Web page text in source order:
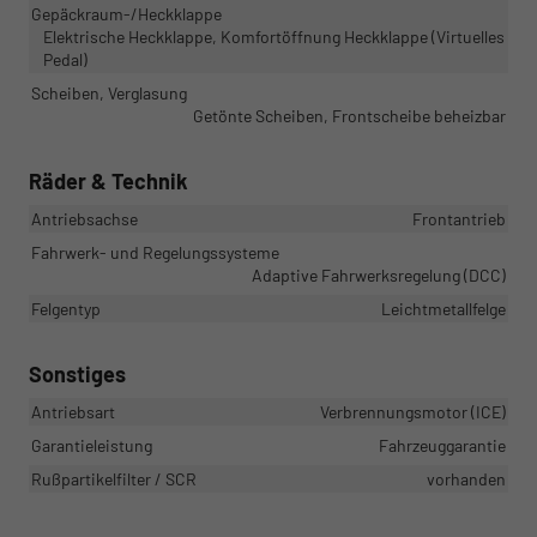
Gepäckraum-/Heckklappe
Elektrische Heckklappe, Komfortöffnung Heckklappe (Virtuelles
Pedal)
Scheiben, Verglasung
Getönte Scheiben, Frontscheibe beheizbar
Räder & Technik
Antriebsachse
Frontantrieb
Fahrwerk- und Regelungssysteme
Adaptive Fahrwerksregelung (DCC)
Felgentyp
Leichtmetallfelge
Sonstiges
Antriebsart
Verbrennungsmotor (ICE)
Garantieleistung
Fahrzeuggarantie
Rußpartikelfilter / SCR
vorhanden